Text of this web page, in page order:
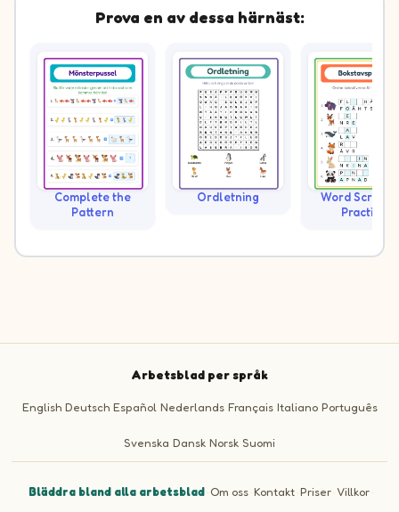
Prova en av dessa härnäst:
Complete the
Pattern
Ordletning
Word
Practice
Arbetsblad per språk
English Deutsch Español Nederlands Français Italiano Português
Svenska Dansk Norsk Suomi
Bläddra bland alla arbetsblad · Om oss ·Kontakt ·Priser ·Villkor ·